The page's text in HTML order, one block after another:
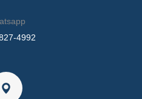
4992